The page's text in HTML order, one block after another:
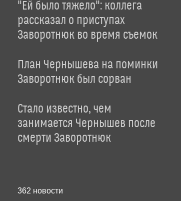
"Ей было тяжело": коллега
рассказал о приступах
Заворотнюк во время съемок
План Чернышева на поминки
Заворотнюк был сорван
Стало известно, чем
занимается Чернышев после
смерти Заворотнюк
362 новости